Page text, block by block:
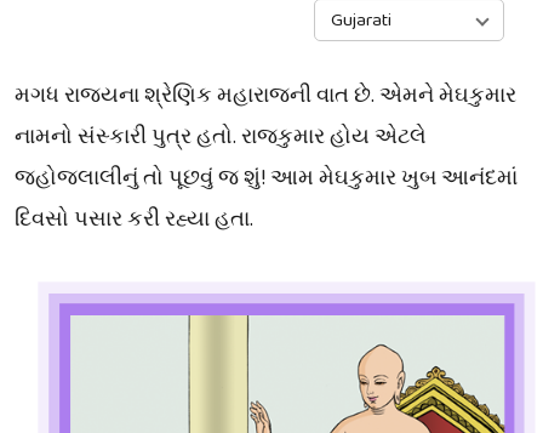
Gujarati
મગધ રાજ્યના શ્રેણિક મહારાજની વાત છે. એમને મેઘકુમાર
નામનો સંસ્કારી પુત્ર હતો. રાજકુમાર હોય એટલે
જહોજલાલીનું તો પૂછવું જ શું! આમ મેઘકુમાર ખુબ આનંદમાં
દિવસો પસાર કરી રહ્યા હતા.